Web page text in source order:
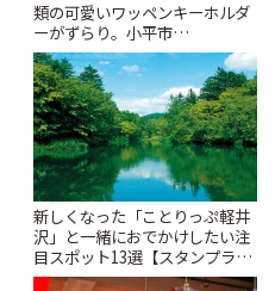
類の可愛いワッペンキーホルダ
ーがずらり。小平市
「Kimamaya T&K」 | ことりっ
ぷ
新しくなった「ことりっぷ軽井
沢」と一緒におでかけしたい注
目スポット13選【スタンプラリ
ー開催中】 | ことりっぷ